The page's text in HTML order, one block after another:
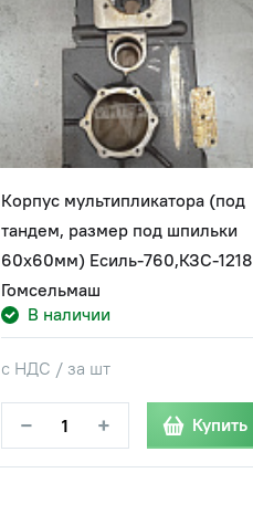
Корпус мультипликатора (под
тандем, размер под шпильки
60х60мм) Есиль-760,КЗС-1218
Гомсельмаш
В наличии
с НДС / за шт
− + Купить